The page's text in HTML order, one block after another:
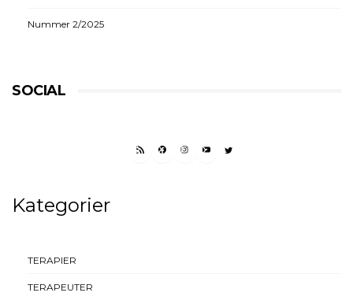
Nummer 2/2025
SOCIAL
RSS FEEDFACEBOOK
INSTAGRAM
YOUTUBETWITTER
Kategorier
TERAPIER
TERAPEUTER